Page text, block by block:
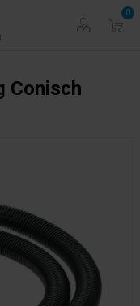
0
Conisch